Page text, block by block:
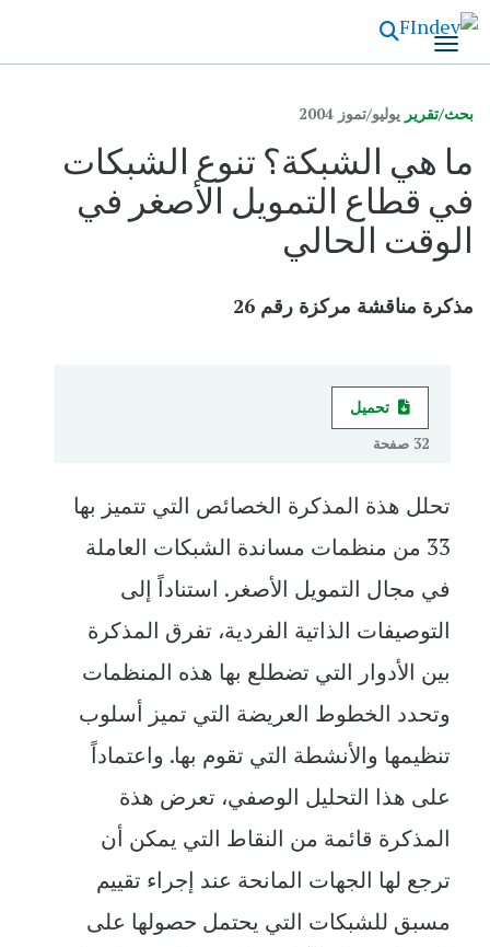
بحث/تقرير يوليو/تموز 2004
ما هي الشبكة؟ تنوع الشبكات
في قطاع التمويل الأصغر في
الوقت الحالي
مذكرة مناقشة مركزة رقم 26
تحميل
تحلل هذة المذكرة الخصائص التي تتميز بها
33 من منظمات مساندة الشبكات العاملة
في مجال التمويل الأصغر. استناداً إلى
التوصيفات الذاتية الفردية، تفرق المذكرة
بين الأدوار التي تضطلع بها هذه المنظمات
وتحدد الخطوط العريضة التي تميز أسلوب
تنظيمها والأنشطة التي تقوم بها. واعتماداً
على هذا التحليل الوصفي، تعرض هذة
المذكرة قائمة من النقاط التي يمكن أن
ترجع لها الجهات المانحة عند إجراء تقييم
مسبق للشبكات التي يحتمل حصولها على